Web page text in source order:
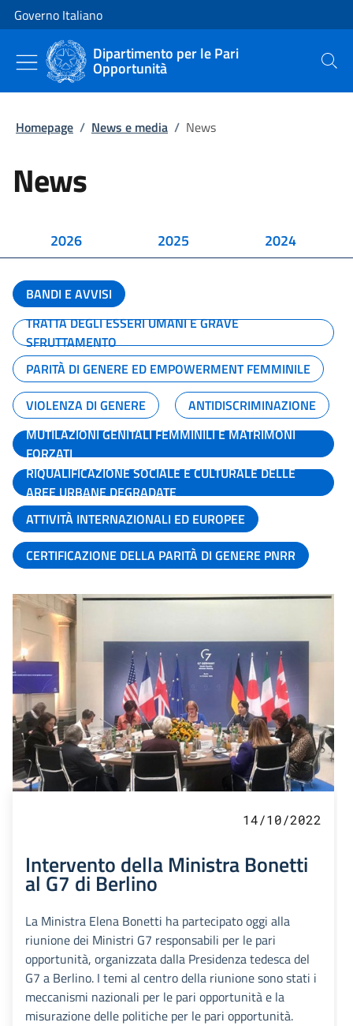
Vai al contenuto
Vai alla navigazione del sito
Governo Italiano
Dipartimento per le Pari
Opportunità Cerca
Homepage / News e media / News
News
2026 2025 2024
BANDI E AVVISI
TRATTA DEGLI ESSERI UMANI E GRAVE
SFRUTTAMENTO
PARITÀ DI GENERE ED EMPOWERMENT FEMMINILE
VIOLENZA DI GENERE
ANTIDISCRIMINAZIONE
MUTILAZIONI GENITALI FEMMINILI E MATRIMONI
FORZATI
RIQUALIFICAZIONE SOCIALE E CULTURALE DELLE
AREE URBANE DEGRADATE
ATTIVITÀ INTERNAZIONALI ED EUROPEE
CERTIFICAZIONE DELLA PARITÀ DI GENERE PNRR
14/10/2022
Intervento della Ministra Bonetti
al G7 di Berlino
La Ministra Elena Bonetti ha partecipato oggi alla
riunione dei Ministri G7 responsabili per le pari
opportunità, organizzata dalla Presidenza tedesca del
G7 a Berlino. I temi al centro della riunione sono stati i
meccanismi nazionali per le pari opportunità e la
misurazione delle politiche per le pari opportunità.